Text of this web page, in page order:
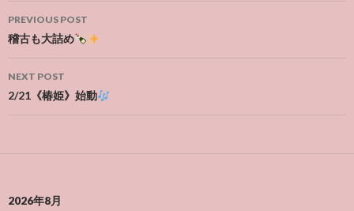
Post
navigation
PREVIOUS POST
稽古も大詰め
NEXT POST
2/21《椿姫》始動
2026年8月